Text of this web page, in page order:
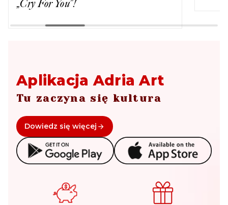
„Cry For You”!
Aplikacja Adria Art
Tu zaczyna się kultura
Dowiedz się więcej